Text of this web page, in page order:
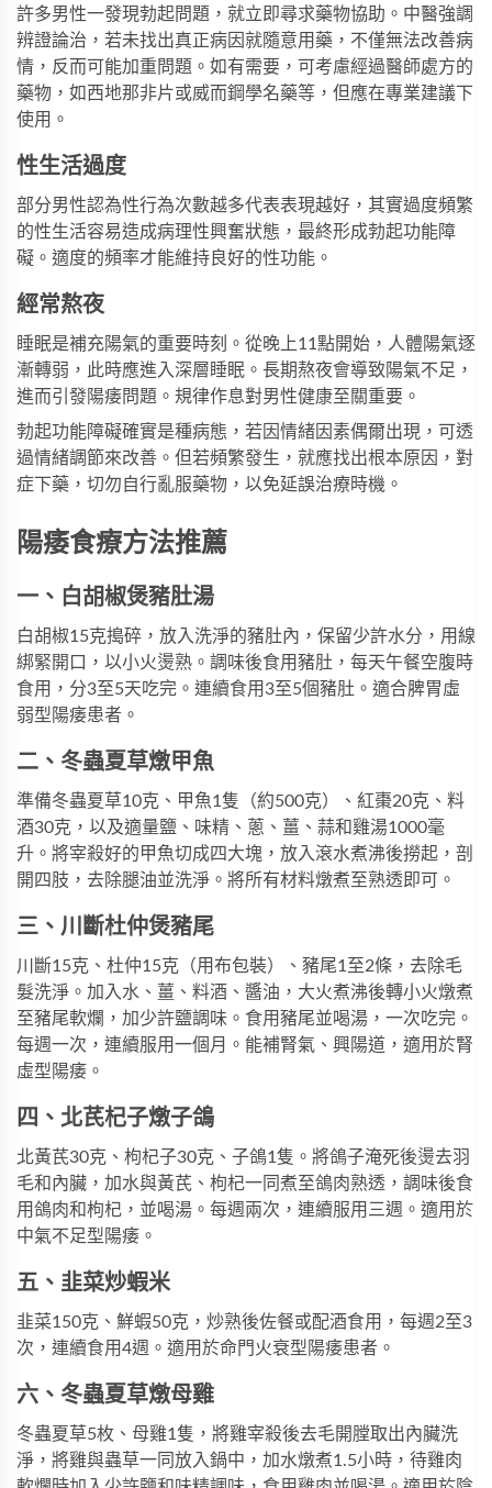
許多男性一發現勃起問題，就立即尋求藥物協助。中醫強調
辨證論治，若未找出真正病因就隨意用藥，不僅無法改善病
情，反而可能加重問題。如有需要，可考慮經過醫師處方的
藥物，如 西地那非片或威而鋼學名藥等，但應在專業建議下
使用。
性生活過度
部分男性認為性行為次數越多代表表現越好，其實過度頻繁
的性生活容易造成病理性興奮狀態，最終形成勃起功能障
礙。適度的頻率才能維持良好的性功能。
經常熬夜
睡眠是補充陽氣的重要時刻。從晚上11點開始，人體陽氣逐
漸轉弱，此時應進入深層睡眠。長期熬夜會導致陽氣不足，
進而引發陽痿問題。規律作息對男性健康至關重要。
勃起功能障礙確實是種病態，若因情緒因素偶爾出現，可透
過情緒調節來改善。但若頻繁發生，就應找出根本原因，對
症下藥，切勿自行亂服藥物，以免延誤治療時機。
陽痿食療方法推薦
一、白胡椒煲豬肚湯
白胡椒15克搗碎，放入洗淨的豬肚內，保留少許水分，用線
綁緊開口，以小火燙熟。調味後食用豬肚，每天午餐空腹時
食用，分3至5天吃完。連續食用3至5個豬肚。適合脾胃虛
弱型陽痿患者。
二、冬蟲夏草燉甲魚
準備冬蟲夏草10克、甲魚1隻（約500克）、紅棗20克、料
酒30克，以及適量鹽、味精、蔥、薑、蒜和雞湯1000毫
升。將宰殺好的甲魚切成四大塊，放入滾水煮沸後撈起，剖
開四肢，去除腿油並洗淨。將所有材料燉煮至熟透即可。
三、川斷杜仲煲豬尾
川斷15克、杜仲15克（用布包裝）、豬尾1至2條，去除毛
髮洗淨。加入水、薑、料酒、醬油，大火煮沸後轉小火燉煮
至豬尾軟爛，加少許鹽調味。食用豬尾並喝湯，一次吃完。
每週一次，連續服用一個月。能補腎氣、興陽道，適用於腎
虛型陽痿。
四、北芪杞子燉子鴿
北黃芪30克、枸杞子30克、子鴿1隻。將鴿子淹死後燙去羽
毛和內臟，加水與黃芪、枸杞一同煮至鴿肉熟透，調味後食
用鴿肉和枸杞，並喝湯。每週兩次，連續服用三週。適用於
中氣不足型陽痿。
五、韭菜炒蝦米
韭菜150克、鮮蝦50克，炒熟後佐餐或配酒食用，每週2至3
次，連續食用4週。適用於命門火衰型陽痿患者。
六、冬蟲夏草燉母雞
冬蟲夏草5枚、母雞1隻，將雞宰殺後去毛開膛取出內臟洗
淨，將雞與蟲草一同放入鍋中，加水燉煮1.5小時，待雞肉